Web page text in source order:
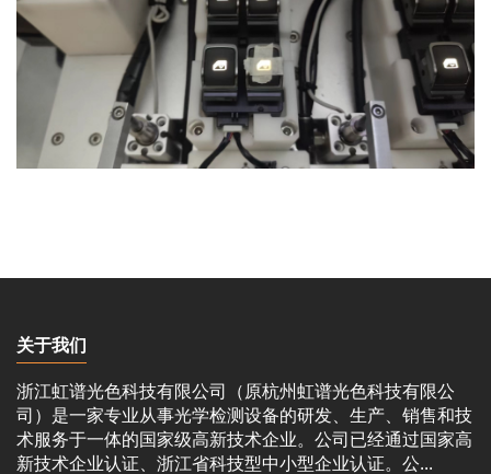
关于我们
浙江虹谱光色科技有限公司（原杭州虹谱光色科技有限公
司）是一家专业从事光学检测设备的研发、生产、销售和技
术服务于一体的国家级高新技术企业。公司已经通过国家高
新技术企业认证、浙江省科技型中小型企业认证。公...